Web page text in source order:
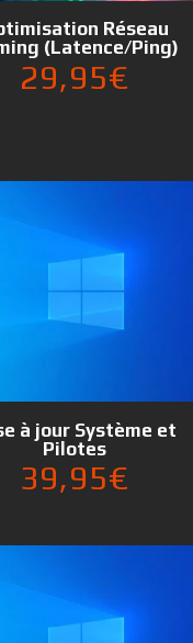
Réseau
(Latence/Ping)
29,95€
à jour Système et
Pilotes
39,95€